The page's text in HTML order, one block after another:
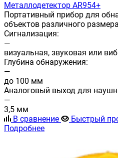
Металлодетектор AR954+
Портативный прибор для
объектов различного
Сигнализация:
—
визуальная, звуковая или
Глубина обнаружения:
—
до 100 мм
Аналоговый выход для
—
3,5 мм
В сравнение
Быстрый
Подробнее